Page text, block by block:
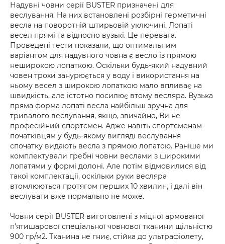
Надувні човни серії BUSTER призначені для
веслування. На них встановлені розбірні герметичні
весла на поворотній штирьовій уключині. Лопаті
весел прямі та відносно вузькі. Це перевага.
Проведені тести показали, що оптимальним
варіантом для надувного човна є весло із прямою
неширокою лопаткою. Оскільки будь-який надувний
човен трохи занурюється у воду і використання на
ньому весел з широкою лопаткою мало впливає на
швидкість, але істотно посилює втому весляра. Вузька
пряма форма лопаті весла найбільш зручна для
тривалого веслування, якщо, звичайно, Ви не
професійний спортсмен. Адже навіть спортсменам-
початківцям у будь-якому вигляді веслування
спочатку видають весла з прямою лопатою. Раніше ми
комплектували гребні човни веслами з широкими
лопатями у формі долоні. Але потім відмовилися від
такої комплектації, оскільки руки весляра
втомлюються протягом перших 10 хвилин, і далі він
веслувати вже нормально не може.
Човни серії BUSTER виготовлені з міцної армованої
п'ятишарової спеціальної човнової тканини щільністю
900 гр/м2. Тканина не гниє, стійка до ультрафіолету,